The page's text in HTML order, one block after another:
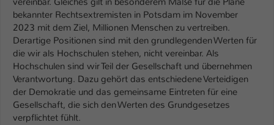
bekannter Rechtsextremisten in Potsdam im November
2023 mit dem Ziel, Millionen Menschen zu vertreiben.
Derartige Positionen sind mit den grundlegenden Werten für
die wir als Hochschulen stehen, nicht vereinbar. Als
Hochschulen sind wir Teil der Gesellschaft und übernehmen
Verantwortung. Dazu gehört das entschiedene Verteidigen
der Demokratie und das gemeinsame Eintreten für eine
Gesellschaft, die sich den Werten des Grundgesetzes
verpflichtet fühlt.
angemeldet ist und Rechte besitzt diese
zu verwalten.